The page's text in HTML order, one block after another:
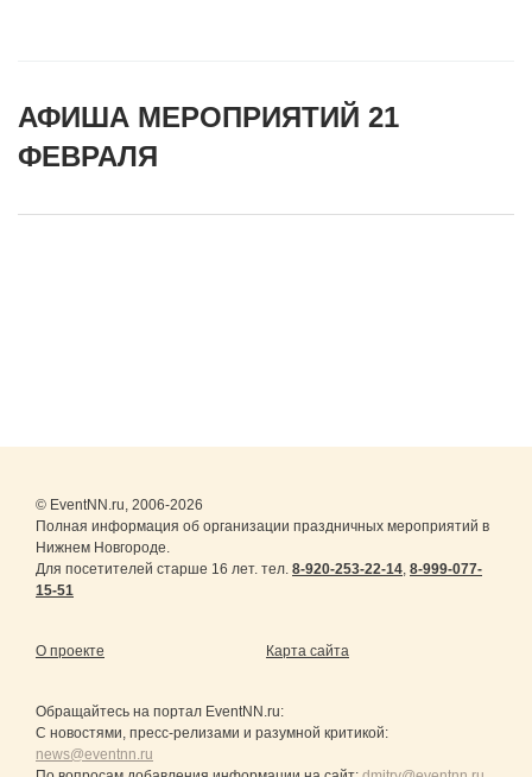
АФИША МЕРОПРИЯТИЙ 21
ФЕВРАЛЯ
© EventNN.ru, 2006-2026
Полная информация об организации праздничных мероприятий в
Нижнем Новгороде.
Для посетителей старше 16 лет. тел. 8-920-253-22-14, 8-999-077-
15-51
О проекте Карта сайта
Обращайтесь на портал EventNN.ru:
С новостями, пресс-релизами и разумной критикой:
news@eventnn.ru